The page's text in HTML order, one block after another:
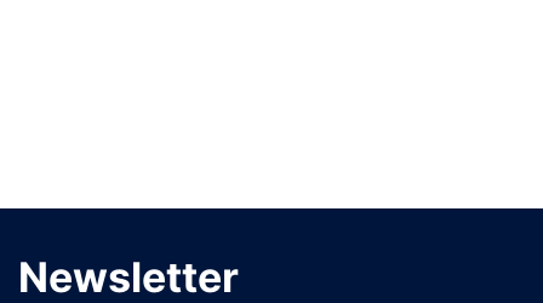
Newsletter